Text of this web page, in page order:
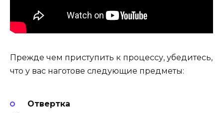
Прежде чем приступить к процессу, убедитесь,
что у вас наготове следующие предметы:
Отвертка